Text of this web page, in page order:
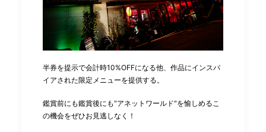
半券を提示で会計時10%OFFになる他、作品にインスパ
イアされた限定メニューを提供する。
鑑賞前にも鑑賞後にも"アネットワールド"を愉しめるこ
の機会をぜひお見逃しなく！